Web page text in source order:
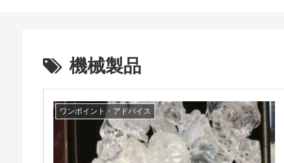
機械製品
ワンポイント・アドバイス